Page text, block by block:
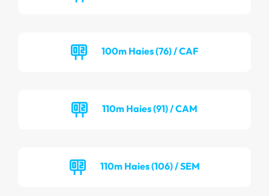
100m Haies (76) / CAF
110m Haies (91) / CAM
110m Haies (106) / SEM